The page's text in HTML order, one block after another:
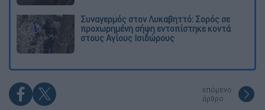
Συναγερμός στον Λυκαβηττό: Σορός σε
προχωρημένη σήψη εντοπίστηκε κοντά
στους Αγίους Ισιδώρους
επόμενο
άρθρο